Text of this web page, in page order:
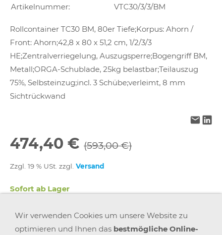
Artikelnummer: VTC30/3/3/BM
Rollcontainer TC30 BM, 80er Tiefe;Korpus: Ahorn /
Front: Ahorn;42,8 x 80 x 51,2 cm, 1/2/3/3
HE;Zentralverriegelung, Auszugsperre;Bogengriff BM,
Metall;ORGA-Schublade, 25kg belastbar;Teilauszug
75%, Selbsteinzug;incl. 3 Schübe;verleimt, 8 mm
Sichtrückwand
474,40 € (593,00 €)
Zzgl. 19 % USt. zzgl. Versand
Sofort ab Lager
Wir verwenden Cookies um unsere Website zu
optimieren und Ihnen das bestmögliche Online-